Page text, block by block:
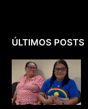
ÚLTIMOS POSTS